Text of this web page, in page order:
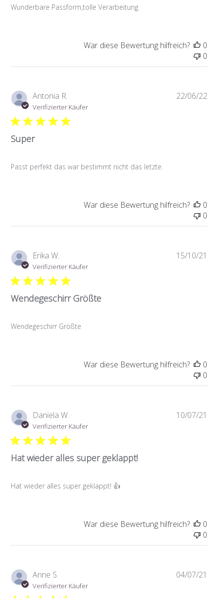
Wunderbare Passform,tolle Verarbeitung
War diese Bewertung hilfreich?
0
0
Antonia R.
Verifizierter Käufer
Super
Passt perfekt das war bestimmt nicht das letzte.
22/06/22
War diese Bewertung hilfreich?
0
0
Erika W.
Verifizierter Käufer
Wendegeschirr Größte
Wendegeschirr Größte
15/10/21
War diese Bewertung hilfreich?
0
0
Daniela W.
Verifizierter Käufer
Hat wieder alles super geklappt!
Hat wieder alles super geklappt! 👍
10/07/21
War diese Bewertung hilfreich?
0
0
Anne S.
Verifizierter Käufer
04/07/21